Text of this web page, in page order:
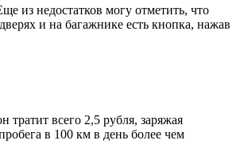
из недостатков могу отметить, что
и на багажнике есть кнопка, нажав
всего 2,5 рубля, заряжая
в 100 км в день более чем